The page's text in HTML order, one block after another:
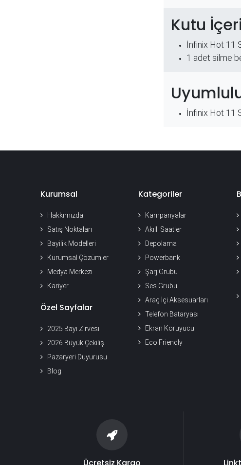
Kutu
İnfinix Hot 11
​1 adet silme
İnfinix Hot 11
Kurumsal
Hakkımızda
Satış Noktaları
Bayilik Modelleri
Kurumsal Çözümler
Medya Merkezi
Kariyer
Özel Sayfalar
2025 Bayi Zirvesi
2026 Büyük Çekiliş
Pazaryeri Duyurusu
Blog
Kategoriler
Kampanyalar
Akıllı Saatler
Depolama
Powerbank
Şarj Grubu
Ses Grubu
Araç İçi Aksesuarları
Telefon Bataryası
Ekran Koruyucu
Eco Friendly